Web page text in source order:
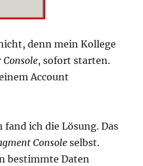
denn mein Kollege
, sofort starten.
Account
fand ich die Lösung. Das
Console selbst.
bestimmte Daten